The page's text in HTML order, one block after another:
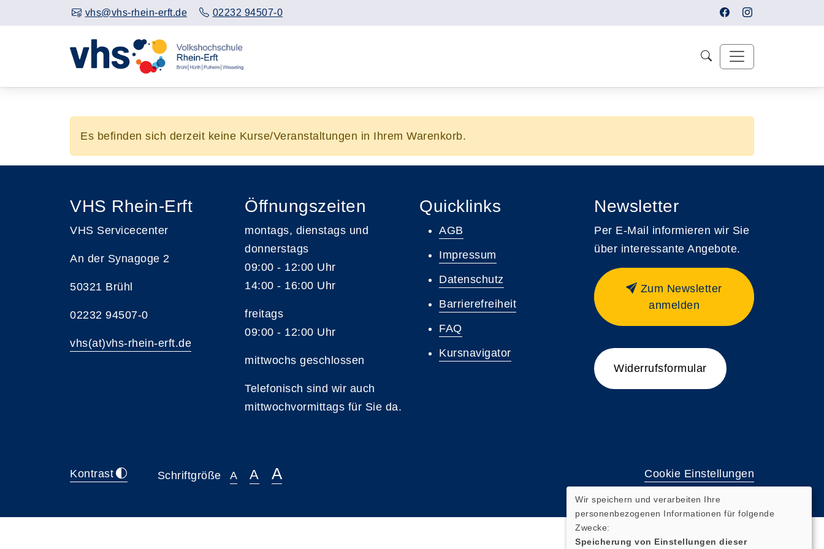
vhs@vhs-rhein-erft.de 02232 94507-0
Es befinden sich derzeit keine Kurse/Veranstaltungen in Ihrem Warenkorb.
VHS Rhein-Erft
VHS Servicecenter
An der Synagoge 2
50321 Brühl
02232 94507-0
vhs(at)vhs-rhein-erft.de
Öffnungszeiten
montags, dienstags und
donnerstags
09:00 - 12:00 Uhr
14:00 - 16:00 Uhr
freitags
09:00 - 12:00 Uhr
mittwochs geschlossen
Telefonisch sind wir auch
mittwochvormittags für Sie da.
Quicklinks
AGB
Impressum
Datenschutz
Barrierefreiheit
FAQ
Kursnavigator
Newsletter
Per E-Mail informieren wir Sie
über interessante Angebote.
Zum Newsletter
anmelden
Widerrufsformular
Kontrast Schriftgröße A A A Cookie Einstellungen
Wir speichern und verarbeiten Ihre
personenbezogenen Informationen für folgende
Zwecke:
Speicherung von Einstellungen dieser